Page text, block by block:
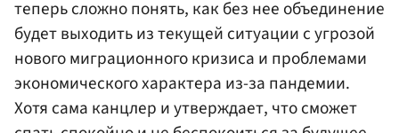
теперь сложно понять, как без нее объединение
будет выходить из текущей ситуации с угрозой
нового миграционного кризиса и проблемами
экономического характера из-за пандемии.
Хотя сама канцлер и утверждает, что сможет